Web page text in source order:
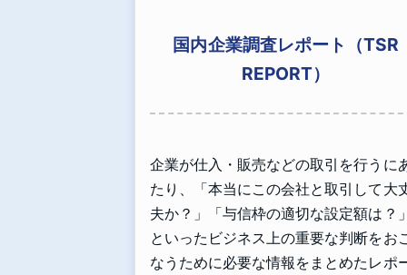
国内企業調査レポート（TSR
REPORT）
企業が仕入・販売などの取引を行うに
たり、「本当にこの会社と取引して大
夫か？」「与信枠の適切な設定額は？」
といったビジネス上の重要な判断をお
なうために必要な情報をまとめたレポ